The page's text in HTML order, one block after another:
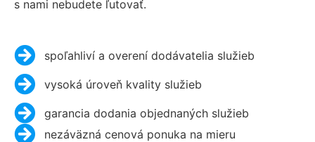
s nami nebudete ľutovať.
spoľahliví a overení dodávatelia služieb
vysoká úroveň kvality služieb
garancia dodania objednaných služieb
nezáväzná cenová ponuka na mieru